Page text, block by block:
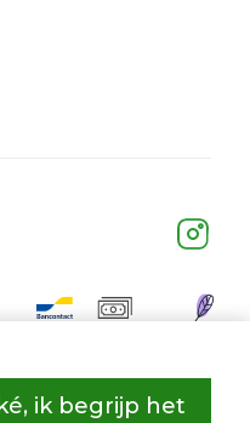
ik begrijp het